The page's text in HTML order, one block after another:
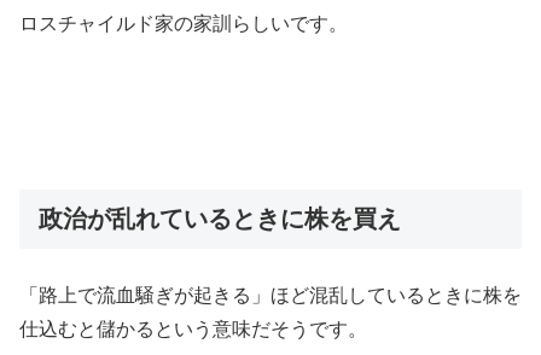
ロスチャイルド家の家訓らしいです。
政治が乱れているときに株を買え
「路上で流血騒ぎが起きる」ほど混乱しているときに株を
仕込むと儲かるという意味だそうです。